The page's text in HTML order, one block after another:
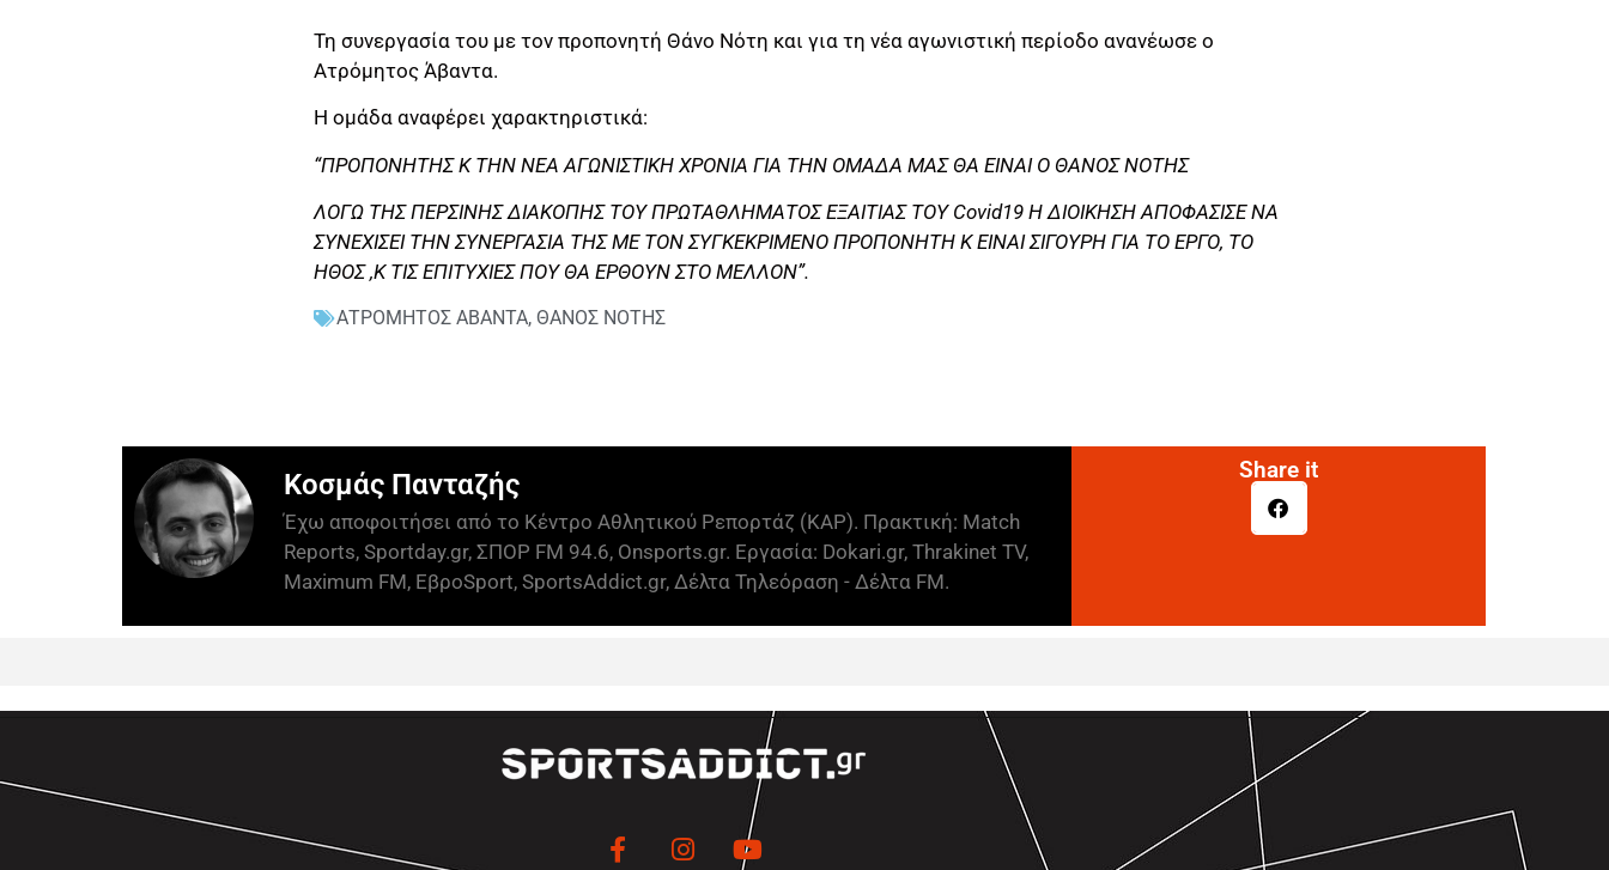
Τη συνεργασία του με τον προπονητή Θάνο Νότη και για τη νέα αγωνιστική περίοδο ανανέωσε ο
Ατρόμητος Άβαντα.
Η ομάδα αναφέρει χαρακτηριστικά:
“ΠΡΟΠΟΝΗΤΗΣ Κ ΤΗΝ ΝΕΑ ΑΓΩΝΙΣΤΙΚΗ ΧΡΟΝΙΑ ΓΙΑ ΤΗΝ ΟΜΑΔΑ ΜΑΣ ΘΑ ΕΙΝΑΙ Ο ΘΑΝΟΣ ΝΟΤΗΣ
ΛΟΓΩ ΤΗΣ ΠΕΡΣΙΝΗΣ ΔΙΑΚΟΠΗΣ ΤΟΥ ΠΡΩΤΑΘΛΗΜΑΤΟΣ ΕΞΑΙΤΙΑΣ ΤΟΥ Covid19 Η ΔΙΟΙΚΗΣΗ ΑΠΟΦΑΣΙΣΕ ΝΑ
ΣΥΝΕΧΙΣΕΙ ΤΗΝ ΣΥΝΕΡΓΑΣΙΑ ΤΗΣ ΜΕ ΤΟΝ ΣΥΓΚΕΚΡΙΜΕΝΟ ΠΡΟΠΟΝΗΤΗ Κ ΕΙΝΑΙ ΣΙΓΟΥΡΗ ΓΙΑ ΤΟ ΕΡΓΟ, ΤΟ
ΗΘΟΣ ,Κ ΤΙΣ ΕΠΙΤΥΧΙΕΣ ΠΟΥ ΘΑ ΕΡΘΟΥΝ ΣΤΟ ΜΕΛΛΟΝ”.
ΑΤΡΟΜΗΤΟΣ ΑΒΑΝΤΑ, ΘΑΝΟΣ ΝΟΤΗΣ
Κοσμάς Πανταζής
Έχω αποφοιτήσει από το Κέντρο Αθλητικού Ρεπορτάζ (ΚΑΡ). Πρακτική: Match
Reports, Sportday.gr, ΣΠΟΡ FM 94.6, Onsports.gr. Εργασία: Dokari.gr, Thrakinet TV,
Maximum FM, ΕβροSport, SportsAddict.gr, Δέλτα Τηλεόραση - Δέλτα FM.
Share it